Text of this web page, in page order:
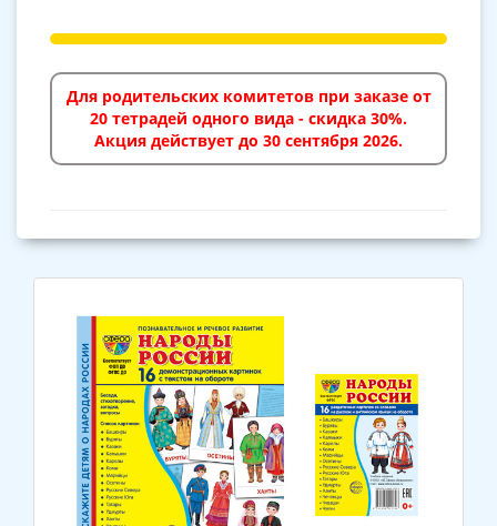
Для родительских комитетов при заказе от
20 тетрадей одного вида - скидка 30%.
Акция действует до 30 сентября 2026.